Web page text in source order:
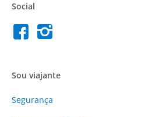
Social
Sou viajante
Segurança